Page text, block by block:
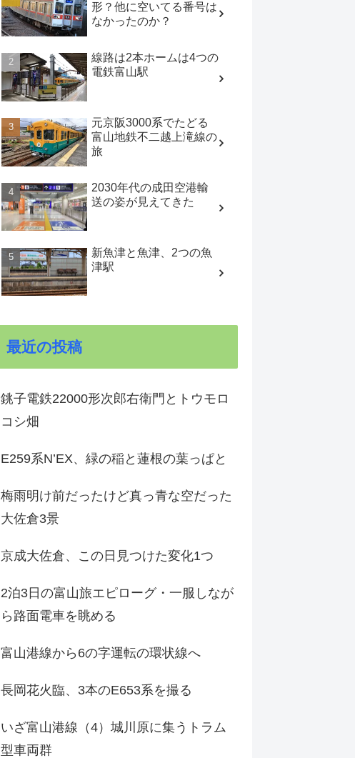
形？他に空いてる番号は
なかったのか？
線路は2本ホームは4つの
電鉄富山駅
元京阪3000系でたどる
富山地鉄不二越上滝線の
旅
2030年代の成田空港輸
送の姿が見えてきた
新魚津と魚津、2つの魚
津駅
最近の投稿
銚子電鉄22000形次郎右衛門とトウモロ
コシ畑
E259系N’EX、緑の稲と蓮根の葉っぱと
梅雨明け前だったけど真っ青な空だった
大佐倉3景
京成大佐倉、この日見つけた変化1つ
2泊3日の富山旅エピローグ・一服しなが
ら路面電車を眺める
富山港線から6の字運転の環状線へ
長岡花火臨、3本のE653系を撮る
いざ富山港線（4）城川原に集うトラム
型車両群